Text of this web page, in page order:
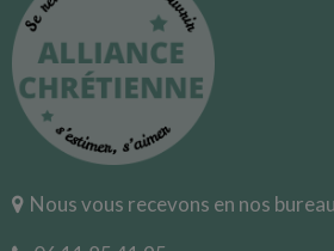
Nous vous recevons en nos